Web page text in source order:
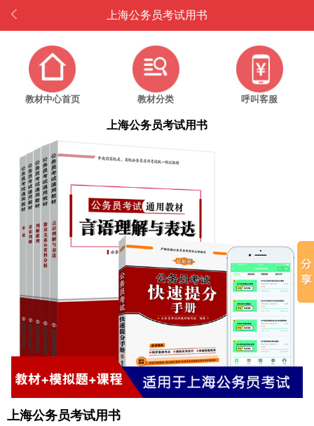
上海公务员考试用书
教材中心首页 教材分类 呼叫客服
上海公务员考试用书
上海公务员考试用书